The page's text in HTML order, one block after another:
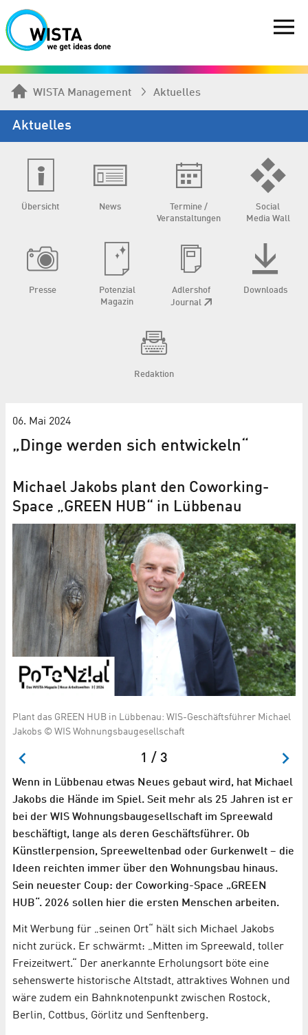
WISTA Management Aktuelles
Aktuelles
Übersicht News
Termine /
Veranstaltungen
Social
Media Wall
Presse
Potenzial
Magazin
Adlershof
Journal
Downloads
Redaktion
06. Mai 2024
„Dinge werden sich entwickeln“
Michael Jakobs plant den Coworking-
Space „GREEN HUB“ in Lübbenau
Plant das GREEN HUB in Lübbenau: WIS-Geschäftsführer Michael
Jakobs © WIS Wohnungsbaugesellschaft
1 / 3
Wenn in Lübbenau etwas Neues gebaut wird, hat Michael
Jakobs die Hände im Spiel. Seit mehr als 25 Jahren ist er
bei der WIS Wohnungsbaugesellschaft im Spreewald
beschäftigt, lange als deren Geschäftsführer. Ob
Künstlerpension, Spreeweltenbad oder Gurkenwelt – die
Ideen reichten immer über den Wohnungsbau hinaus.
Sein neuester Coup: der Coworking-Space „GREEN
HUB“. 2026 sollen hier die ersten Menschen arbeiten.
Mit Werbung für „seinen Ort“ hält sich Michael Jakobs
nicht zurück. Er schwärmt: „Mitten im Spreewald, toller
Freizeitwert.“ Der anerkannte Erholungsort böte eine
sehenswerte historische Altstadt, attraktives Wohnen und
wäre zudem ein Bahnknotenpunkt zwischen Rostock,
Berlin, Cottbus, Görlitz und Senftenberg.